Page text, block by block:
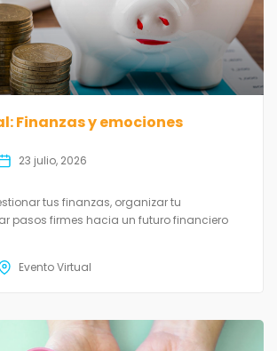
Finanzas y emociones
23 julio, 2026
tus finanzas, organizar tu
pasos firmes hacia un futuro financiero
Evento Virtual